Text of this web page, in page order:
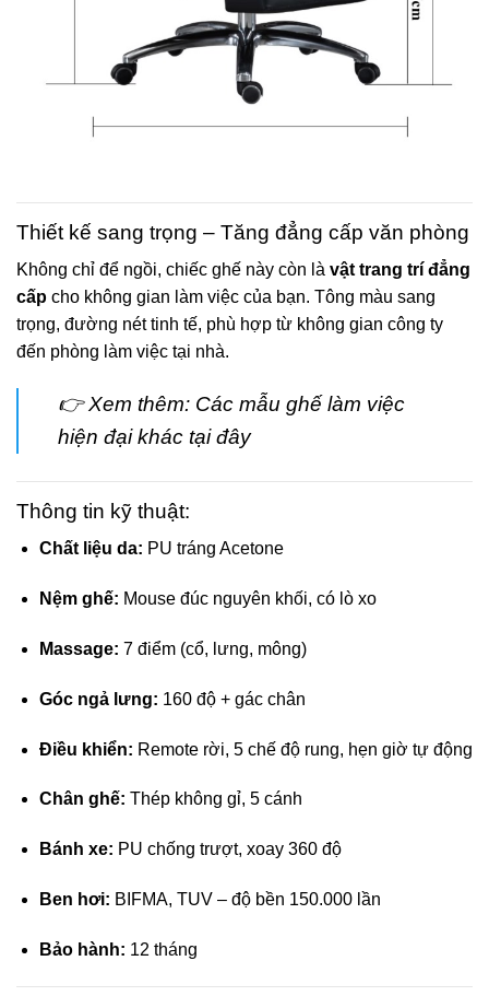
Thiết kế sang trọng – Tăng đẳng cấp văn phòng
Không chỉ để ngồi, chiếc ghế này còn là vật trang trí đẳng
cấp cho không gian làm việc của bạn. Tông màu sang
trọng, đường nét tinh tế, phù hợp từ không gian công ty
đến phòng làm việc tại nhà.
👉 Xem thêm: Các mẫu ghế làm việc
hiện đại khác tại đây
Thông tin kỹ thuật:
Chất liệu da: PU tráng Acetone
Nệm ghế: Mouse đúc nguyên khối, có lò xo
Massage: 7 điểm (cổ, lưng, mông)
Góc ngả lưng: 160 độ + gác chân
Điều khiển: Remote rời, 5 chế độ rung, hẹn giờ tự động
Chân ghế: Thép không gỉ, 5 cánh
Bánh xe: PU chống trượt, xoay 360 độ
Ben hơi: BIFMA, TUV – độ bền 150.000 lần
Bảo hành: 12 tháng